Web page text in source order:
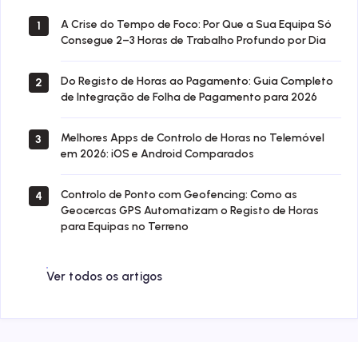
1
A Crise do Tempo de Foco: Por Que a Sua Equipa Só
Consegue 2–3 Horas de Trabalho Profundo por Dia
2
Do Registo de Horas ao Pagamento: Guia Completo
de Integração de Folha de Pagamento para 2026
3
Melhores Apps de Controlo de Horas no Telemóvel
em 2026: iOS e Android Comparados
4
Controlo de Ponto com Geofencing: Como as
Geocercas GPS Automatizam o Registo de Horas
para Equipas no Terreno
Ver todos os artigos